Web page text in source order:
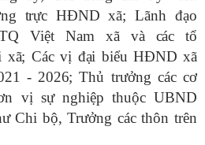
trực HĐND xã; Lãnh đạo
Việt Nam
xã và các tổ
xã; Các vị đại biểu HĐND xã
- 2026;Thủ trưởng các cơ
vị sự nghiệp thuộc UBND
Chi bộ, Trưởng các thôn trên